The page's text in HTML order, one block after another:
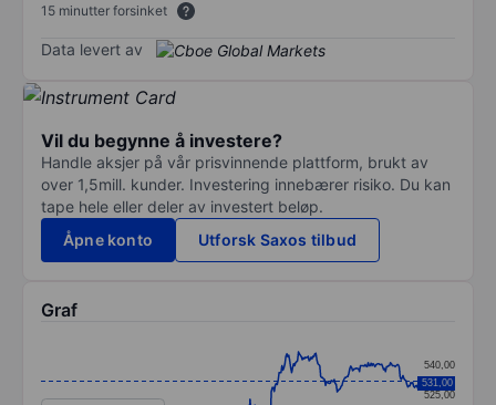
15 minutter forsinket
Data levert av
Vil du begynne å investere?
Handle aksjer på vår prisvinnende plattform, brukt av
over 1,5mill. kunder. Investering innebærer risiko. Du kan
tape hele eller deler av investert beløp.
Åpne konto
Utforsk Saxos tilbud
Graf
Line chart with 391 data points.
525,00
540,00
531,00